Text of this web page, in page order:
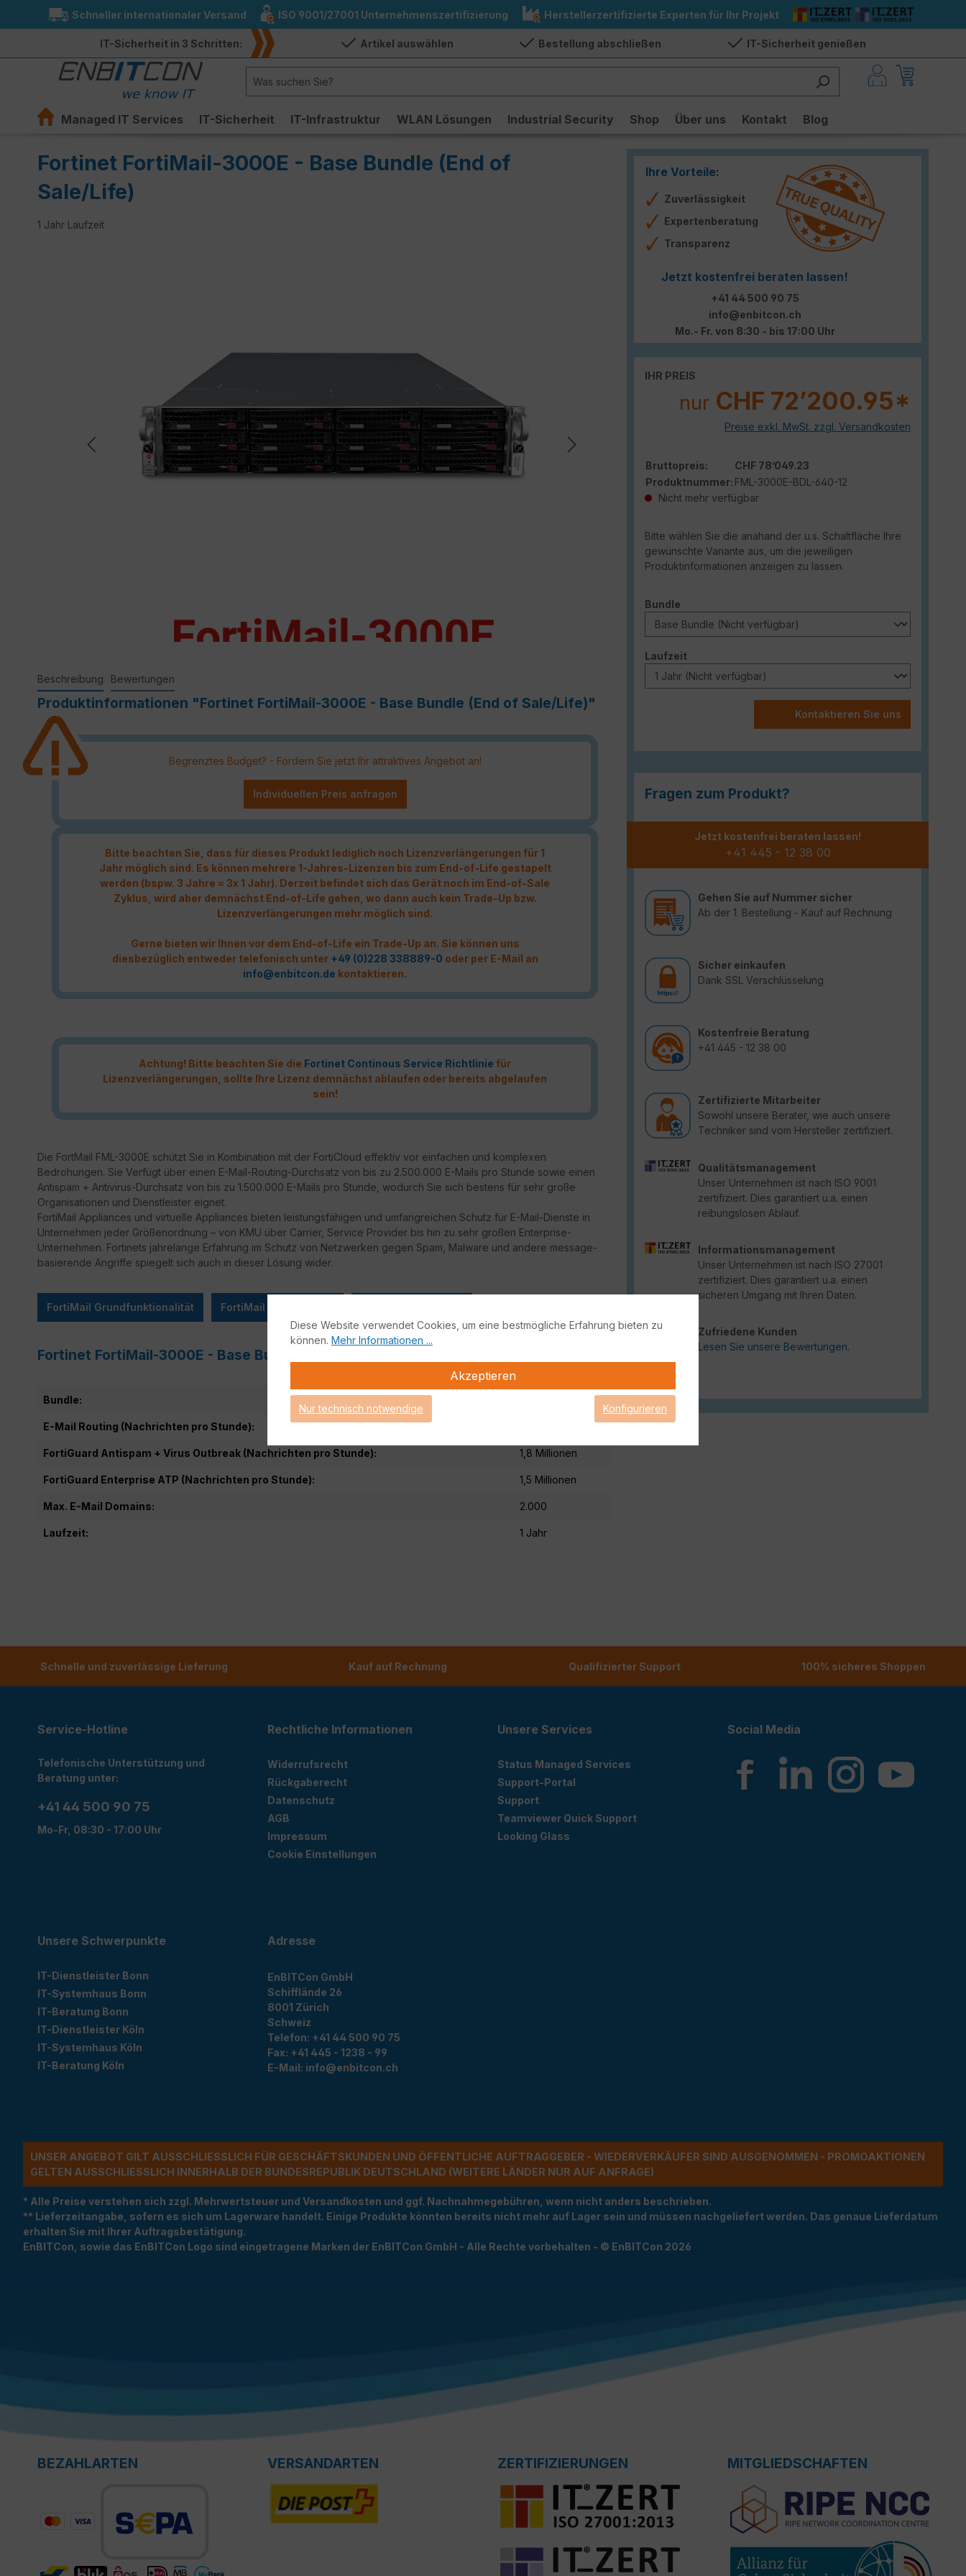
Zur Hauptnavigation springen
Schneller internationaler Versand ISO 9001/27001 Unternehmenszertifizierung Herstellerzertifizierte Experten für Ihr Projekt
IT-Sicherheit in 3 Schritten: Artikel auswählen Bestellung abschließen IT-Sicherheit genießen
Managed IT Services IT-Sicherheit IT-Infrastruktur WLAN Lösungen Industrial Security Shop Über uns Kontakt Blog
Fortinet FortiMail-3000E - Base Bundle (End of
Sale/Life)
1 Jahr Laufzeit
Ihre Vorteile:
Zuverlässigkeit
Expertenberatung
Transparenz
Jetzt kostenfrei beraten lassen!
+41 44 500 90 75
info@enbitcon.ch
Mo.- Fr. von 8:30 - bis 17:00 Uhr
IHR PREIS
nur CHF 72’200.95*
Preise exkl. MwSt. zzgl. Versandkosten
Bruttopreis:
CHF 78’049.23
Produktnummer: FML-3000E-BDL-640-12
Nicht mehr verfügbar
Bitte wählen Sie die anahand der u.s. Schaltfläche Ihre
gewünschte Variante aus, um die jeweiligen
Produktinformationen anzeigen zu lassen.
Bundle
Laufzeitauswählen
Kontaktieren Sie uns
Fragen zum Produkt?
Jetzt kostenfrei beraten lassen!
+41 445 - 12 38 00
Gehen Sie auf Nummer sicher
Ab der 1. Bestellung - Kauf auf Rechnung
Sicher einkaufen
Dank SSL Verschlüsselung
Kostenfreie Beratung
+41 445 - 12 38 00
Zertifizierte Mitarbeiter
Sowohl unsere Berater, wie auch unsere
Techniker sind vom Hersteller zertifiziert.
Qualitätsmanagement
Unser Unternehmen ist nach ISO 9001
zertifiziert. Dies garantiert u.a. einen
reibungslosen Ablauf.
Informationsmanagement
Unser Unternehmen ist nach ISO 27001
zertifiziert. Dies garantiert u.a. einen
sicheren Umgang mit Ihren Daten.
Zufriedene Kunden
Lesen Sie unsere Bewertungen.
Beschreibung Bewertungen
Produktinformationen "Fortinet FortiMail-3000E - Base Bundle (End of Sale/Life)"
Begrenztes Budget? - Fordern Sie jetzt Ihr attraktives Angebot an!
Individuellen Preis anfragen
Bitte beachten Sie, dass für dieses Produkt lediglich noch Lizenzverlängerungen für 1
Jahr möglich sind. Es können mehrere 1-Jahres-Lizenzen bis zum End-of-Life gestapelt
werden (bspw. 3 Jahre = 3x 1 Jahr). Derzeit befindet sich das Gerät noch im End-of-Sale
Zyklus, wird aber demnächst End-of-Life gehen, wo dann auch kein Trade-Up bzw.
Lizenzverlängerungen mehr möglich sind.
Gerne bieten wir Ihnen vor dem End-of-Life ein Trade-Up an. Sie können uns
diesbezüglich entweder telefonisch unter +49 (0)228 338889-0 oder per E-Mail an
info@enbitcon.de kontaktieren.
Achtung! Bitte beachten Sie die Fortinet Continous Service Richtlinie für
Lizenzverlängerungen, sollte Ihre Lizenz demnächst ablaufen oder bereits abgelaufen
sein!
Die FortMail FML-3000E schützt Sie in Kombination mit der FortiCloud effektiv vor einfachen und komplexen
Bedrohungen. Sie Verfügt über einen E-Mail-Routing-Durchsatz von bis zu 2.500.000 E-Mails pro Stunde sowie einen
Antispam + Antivirus-Durchsatz von bis zu 1.500.000 E-Mails pro Stunde, wodurch Sie sich bestens für sehr große
Organisationen und Dienstleister eignet.
FortiMail Appliances und virtuelle Appliances bieten leistungsfähigen und umfangreichen Schutz für E-Mail-Dienste in
Unternehmen jeder Größenordnung – von KMU über Carrier, Service Provider bis hin zu sehr großen Enterprise-
Unternehmen. Fortinets jahrelange Erfahrung im Schutz von Netzwerken gegen Spam, Malware und andere message-
basierende Angriffe spiegelt sich auch in dieser Lösung wider.
FortiMail Grundfunktionalität FortiMail Lizensierung
Fortinet FortiMail-3000E - Base Bundle (End of Sale/Life) Produktinformationen
Bundle:
E-Mail Routing (Nachrichten pro Stunde):
FortiGuard Antispam + Virus Outbreak (Nachrichten pro Stunde): 1,8 Millionen
FortiGuard Enterprise ATP (Nachrichten pro Stunde): 1,5 Millionen
Max. E-Mail Domains: 2.000
Laufzeit: 1 Jahr
Schnelle und zuverlässige Lieferung Kauf auf Rechnung Qualifizierter Support 100% sicheres Shoppen
Service-Hotline
Telefonische Unterstützung und
Beratung unter:
+41 44 500 90 75
Mo-Fr, 08:30 - 17:00 Uhr
Rechtliche Informationen
Widerrufsrecht
Rückgaberecht
Datenschutz
AGB
Impressum
Cookie Einstellungen
Unsere Services
Status Managed Services
Support-Portal
Support
Teamviewer Quick Support
Looking Glass
Social Media
Unsere Schwerpunkte
IT-Dienstleister Bonn
IT-Systemhaus Bonn
IT-Beratung Bonn
IT-Dienstleister Köln
IT-Systemhaus Köln
IT-Beratung Köln
Adresse
EnBITCon GmbH
Schifflände 26
8001 Zürich
Schweiz
Telefon: +41 44 500 90 75
Fax: +41 445 - 1238 - 99
E-Mail: info@enbitcon.ch
UNSER ANGEBOT GILT AUSSCHLIESSLICH FÜR GESCHÄFTSKUNDEN UND ÖFFENTLICHE AUFTRAGGEBER - WIEDERVERKÄUFER SIND AUSGENOMMEN - PROMOAKTIONEN G
ELTEN AUSSCHLIESSLICH INNERHALB DER BUNDESREPUBLIK DEUTSCHLAND (WEITERE LÄNDER NUR AUF ANFRAGE)
* Alle Preise verstehen sich zzgl. Mehrwertsteuer und Versandkosten und ggf. Nachnahmegebühren, wenn nicht anders beschrieben.
** Lieferzeitangabe, sofern es sich um Lagerware handelt. Einige Produkte könnten bereits nicht mehr auf Lager sein und müssen nachgeliefert werden. Das genaue Lieferdatum
erhalten Sie mit Ihrer Auftragsbestätigung.
EnBITCon, sowie das EnBITCon Logo sind eingetragene Marken der EnBITCon GmbH - Alle Rechte vorbehalten - © EnBITCon 2026
BEZAHLARTEN VERSANDARTEN ZERTIFIZIERUNGEN MITGLIEDSCHAFTEN
Diese Website verwendet Cookies, um eine bestmögliche Erfahrung bieten zu
können. Mehr Informationen ...
Akzeptieren
Nur technisch notwendige Konfigurieren